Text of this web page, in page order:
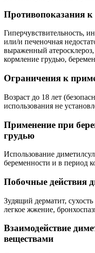
Противопоказания
Гиперчувствительность,
или/и печеночная
выраженный атеросклероз,
кормление грудью,
Ограничения к
Возраст до 18 лет
использования не
Применение при
грудью
Использование
беременности и в период
Побочные действия
Зудящий дерматит,
легкое жжение,
Взаимодействие
веществами